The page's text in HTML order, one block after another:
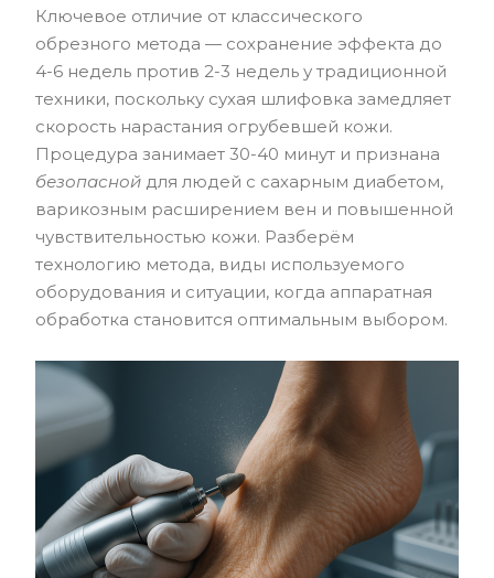
Ключевое отличие от классического
обрезного метода — сохранение эффекта до
4-6 недель против 2-3 недель у традиционной
техники, поскольку сухая шлифовка замедляет
скорость нарастания огрубевшей кожи.
Процедура занимает 30-40 минут и признана
безопасной для людей с сахарным диабетом,
варикозным расширением вен и повышенной
чувствительностью кожи. Разберём
технологию метода, виды используемого
оборудования и ситуации, когда аппаратная
обработка становится оптимальным выбором.